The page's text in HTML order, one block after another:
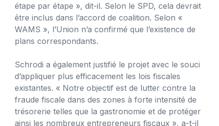
étape par étape », dit-il. Selon le SPD, cela devrait
être inclus dans l’accord de coalition. Selon «
WAMS », l’Union n’a confirmé que l’existence de
plans correspondants.
Schrodi a également justifié le projet avec le souci
d’appliquer plus efficacement les lois fiscales
existantes. « Notre objectif est de lutter contre la
fraude fiscale dans des zones à forte intensité de
trésorerie telles que la gastronomie et de protéger
ainsi les nombreux entrepreneurs fiscaux », a-t-il